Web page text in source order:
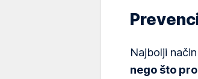
Najbolji
nego što